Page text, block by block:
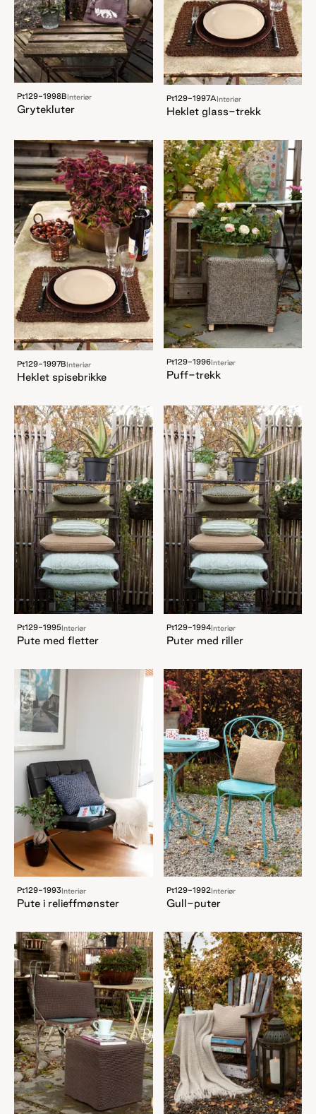
Pt129-1998BInteriør
Grytekluter
Pt129-1997AInteriør
Heklet glass-trekk
Pt129-1997BInteriør
Heklet spisebrikke
Pt129-1996Interiør
Puff-trekk
Pt129-1995Interiør
Pute med fletter
Pt129-1994Interiør
Puter med riller
Pt129-1993Interiør
Pute i relieffmønster
Pt129-1992Interiør
Gull-puter